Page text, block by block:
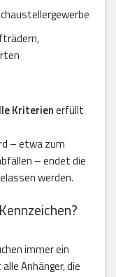
Kriterienerfüllt
– etwa zum
– endet die
werden.
immer ein
Anhänger, die